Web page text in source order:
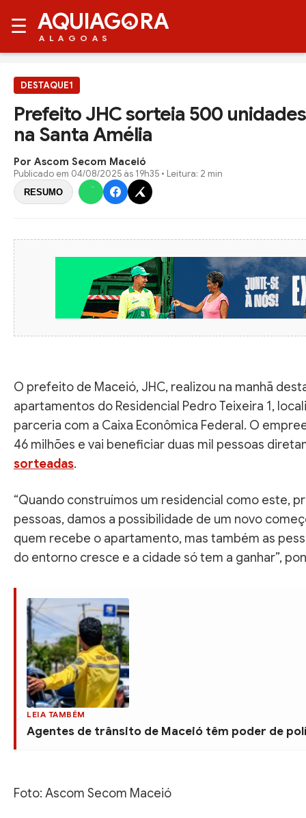
☰ AQUIAG RA
ALAGOAS
DESTAQUE1
Prefeito JHC sorteia 500
na Santa Amélia
Por Ascom Secom Maceió
Publicado em 04/08/2025 às 19h35 • Leitura: 2 min
RESUMO
O prefeito de Maceió, JHC, realizou na manhã
apartamentos do Residencial Pedro Teixeira 1,
parceria com a Caixa Econômica Federal. O
46 milhões e vai beneficiar duas mil pessoas
sorteadas.
“Quando construímos um residencial como este,
pessoas, damos a possibilidade de um novo
quem recebe o apartamento, mas também as
do entorno cresce e a cidade só tem a ganhar”,
LEIA TAMBÉM
Agentes de trânsito de Maceió têm poder de
Foto: Ascom Secom Maceió